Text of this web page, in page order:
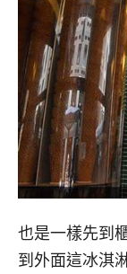
也是一樣先到
到外面這冰淇